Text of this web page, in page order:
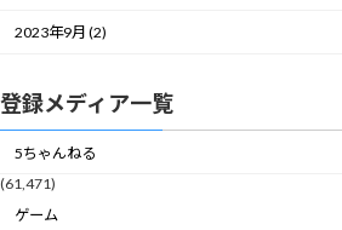
2023年9月 (2)
登録メディア一覧
5ちゃんねる
(61,471)
ゲーム